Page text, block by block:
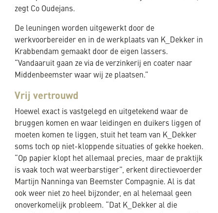
zegt Co Oudejans.
De leuningen worden uitgewerkt door de
werkvoorbereider en in de werkplaats van K_Dekker in
Krabbendam gemaakt door de eigen lassers.
“Vandaaruit gaan ze via de verzinkerij en coater naar
Middenbeemster waar wij ze plaatsen.”
Vrij vertrouwd
Hoewel exact is vastgelegd en uitgetekend waar de
bruggen komen en waar leidingen en duikers liggen of
moeten komen te liggen, stuit het team van K_Dekker
soms toch op niet-kloppende situaties of gekke hoeken.
“Op papier klopt het allemaal precies, maar de praktijk
is vaak toch wat weerbarstiger”, erkent directievoerder
Martijn Nanninga van Beemster Compagnie. Al is dat
ook weer niet zo heel bijzonder, en al helemaal geen
onoverkomelijk probleem. “Dat K_Dekker al die